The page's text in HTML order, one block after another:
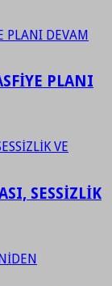
PLANI
SESSİZLİK